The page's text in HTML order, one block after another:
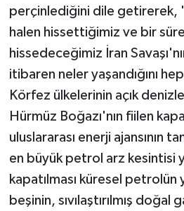
perçinlediğini dile getirerek,
halen hissettiğimiz ve bir
hissedeceğimiz İran
itibaren neler yaşandığını
Körfez ülkelerinin açık
Hürmüz Boğazı'nın fiilen
uluslararası enerji ajansının
en büyük petrol arz kesintisi
kapatılması küresel petrolün
beşinin, sıvılaştırılmış